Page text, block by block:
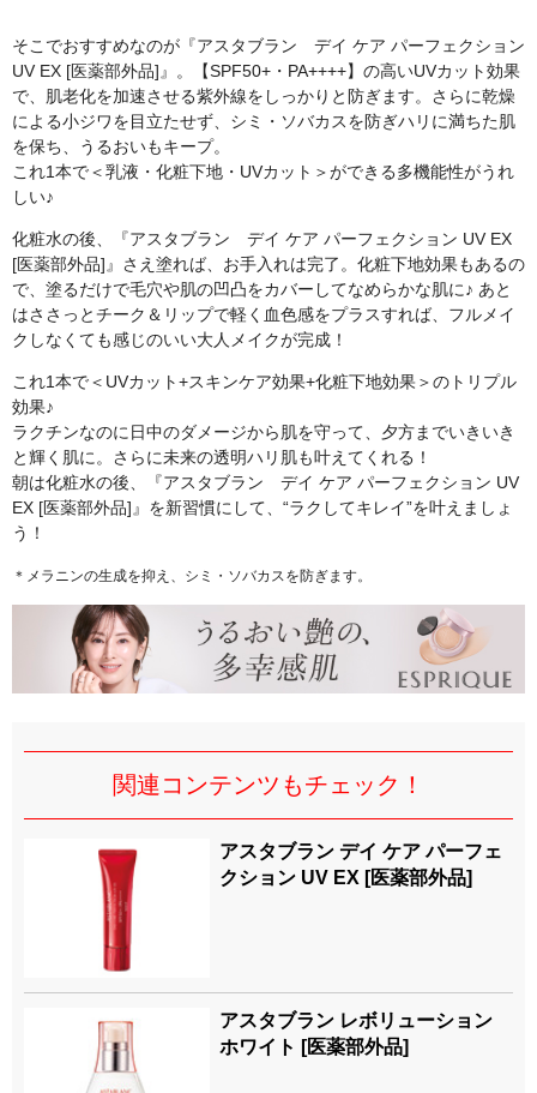
そこでおすすめなのが『アスタブラン デイ ケア パーフェクション
UV EX [医薬部外品]』。【SPF50+・PA++++】の高いUVカット効果
で、肌老化を加速させる紫外線をしっかりと防ぎます。さらに乾燥
による小ジワを目立たせず、シミ・ソバカスを防ぎハリに満ちた肌
を保ち、うるおいもキープ。
これ1本で＜乳液・化粧下地・UVカット＞ができる多機能性がうれ
しい♪
化粧水の後、『アスタブラン デイ ケア パーフェクション UV EX
[医薬部外品]』さえ塗れば、お手入れは完了。化粧下地効果もあるの
で、塗るだけで毛穴や肌の凹凸をカバーしてなめらかな肌に♪ あと
はささっとチーク＆リップで軽く血色感をプラスすれば、フルメイ
クしなくても感じのいい大人メイクが完成！
これ1本で＜UVカット+スキンケア効果+化粧下地効果＞のトリプル
効果♪
ラクチンなのに日中のダメージから肌を守って、夕方までいきいき
と輝く肌に。さらに未来の透明ハリ肌も叶えてくれる！
朝は化粧水の後、『アスタブラン デイ ケア パーフェクション UV
EX [医薬部外品]』を新習慣にして、“ラクしてキレイ”を叶えましょ
う！
＊メラニンの生成を抑え、シミ・ソバカスを防ぎます。
関連コンテンツもチェック！
アスタブラン デイ ケア パーフェ
クション UV EX [医薬部外品]
アスタブラン レボリューション
ホワイト [医薬部外品]